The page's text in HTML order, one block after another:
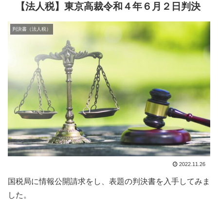
【法人税】東京高裁令和４年６月２日判決
判決書（法人税）
2022.11.26
国税局に情報公開請求をし、表題の判決書を入手してみま
した。